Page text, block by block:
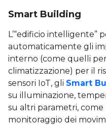
Smart Building
L’“edificio intelligente”
automaticamente gli
interno (come quelli
climatizzazione) per il
sensori IoT, gli Smart
su illuminazione,
su altri parametri, come
monitoraggio dei